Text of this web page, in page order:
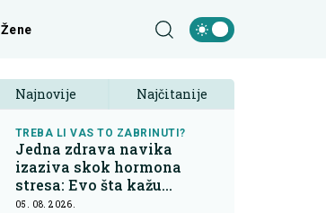
Žene
Najnovije Najčitanije
TREBA LI VAS TO ZABRINUTI?
Jedna zdrava navika
izaziva skok hormona
stresa: Evo šta kažu
endokrinolozi
05. 08. 2026.